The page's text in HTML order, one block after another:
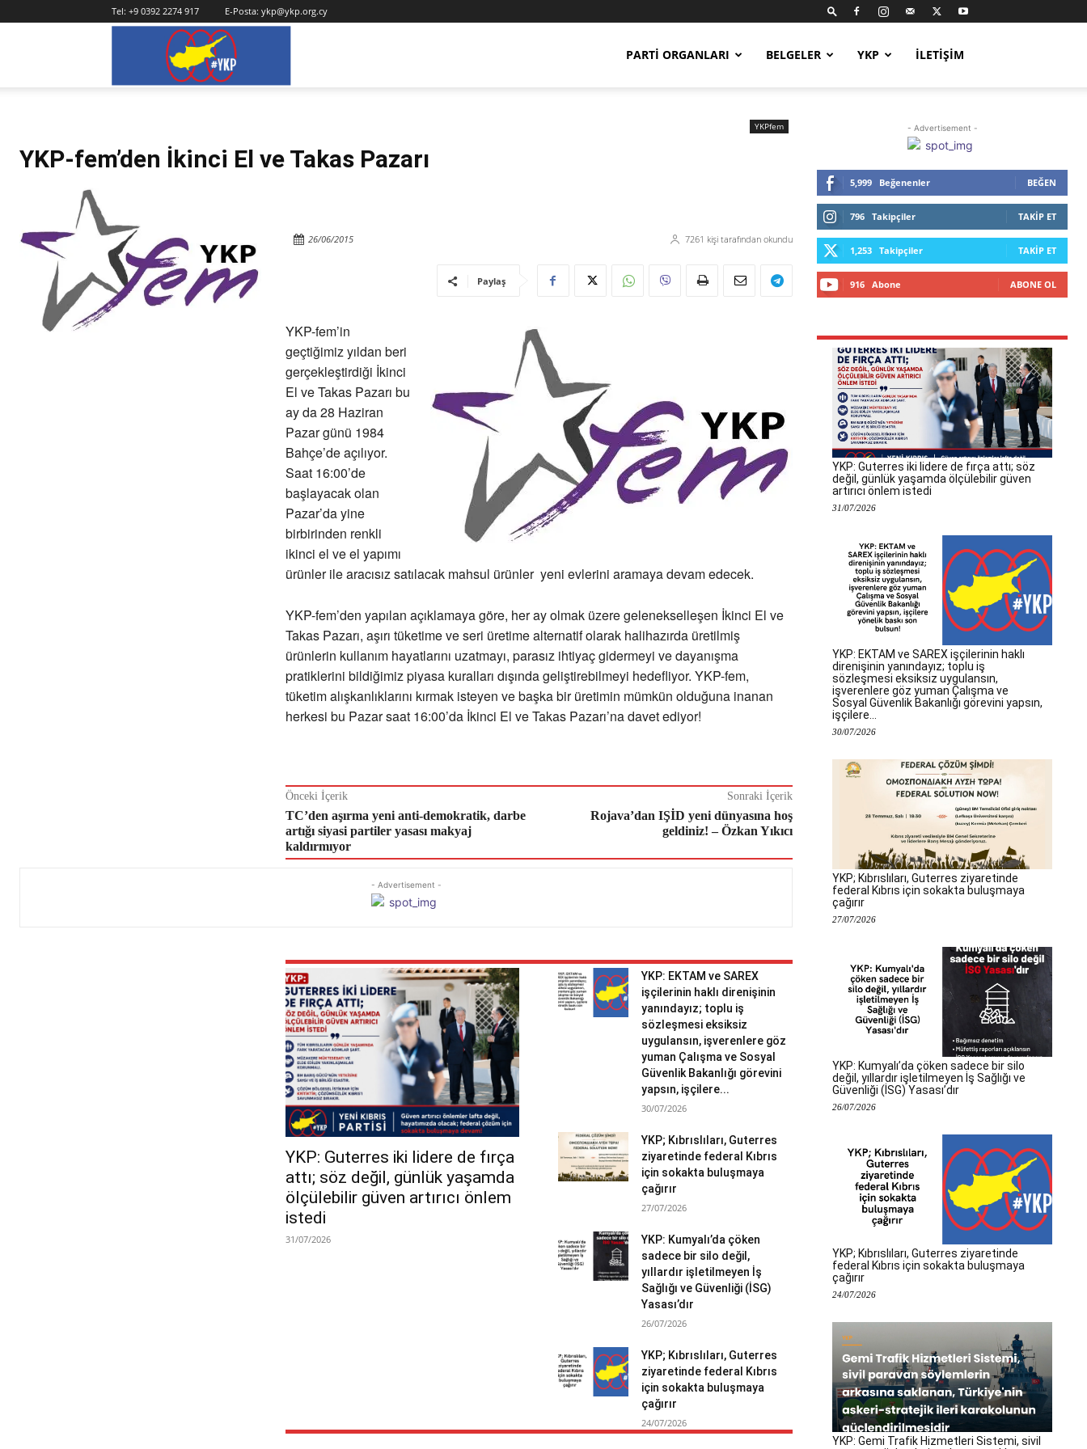
Tel: +9 0392 2274 917 E-Posta: ykp@ykp.org.cy
PARTI ORGANLARI BELGELER YKP İLETIŞIM
YKPfem
YKP-fem’den İkinci El ve Takas Pazarı
7261 kişi tarafından okundu
26/06/2015
Paylaş
YKP-fem’in
geçtiğimiz yıldan beri
gerçekleştirdiği İkinci
El ve Takas Pazarı bu
ay da 28 Haziran
Pazar günü 1984
Bahçe’de açılıyor.
Saat 16:00’de
başlayacak olan
Pazar’da yine
birbirinden renkli
ikinci el ve el yapımı
ürünler ile aracısız satılacak mahsul ürünler yeni evlerini aramaya devam edecek.
YKP-fem’den yapılan açıklamaya göre, her ay olmak üzere gelenekselleşen İkinci El ve
Takas Pazarı, aşırı tüketime ve seri üretime alternatif olarak halihazırda üretilmiş
ürünlerin kullanım hayatlarını uzatmayı, parasız ihtiyaç gidermeyi ve dayanışma
pratiklerini bildiğimiz piyasa kuralları dışında geliştirebilmeyi hedefliyor. YKP-fem,
tüketim alışkanlıklarını kırmak isteyen ve başka bir üretimin mümkün olduğuna inanan
herkesi bu Pazar saat 16:00’da İkinci El ve Takas Pazarı’na davet ediyor!
Önceki İçerik
TC’den aşırma yeni anti-demokratik, darbe
artığı siyasi partiler yasası makyaj
kaldırmıyor
Sonraki İçerik
Rojava’dan IŞİD yeni dünyasına hoş
geldiniz! – Özkan Yıkıcı
- Advertisement -
YKP: Guterres iki lidere de fırça
attı; söz değil, günlük yaşamda
ölçülebilir güven artırıcı önlem
istedi
31/07/2026
YKP: EKTAM ve SAREX
işçilerinin haklı direnişinin
yanındayız; toplu iş
sözleşmesi eksiksiz
uygulansın, işverenlere göz
yuman Çalışma ve Sosyal
Güvenlik Bakanlığı görevini
yapsın, işçilere...
30/07/2026
YKP; Kıbrıslıları, Guterres
ziyaretinde federal Kıbrıs
için sokakta buluşmaya
çağırır
27/07/2026
YKP: Kumyalı’da çöken
sadece bir silo değil,
yıllardır işletilmeyen İş
Sağlığı ve Güvenliği (İSG)
Yasası’dır
26/07/2026
YKP; Kıbrıslıları, Guterres
ziyaretinde federal Kıbrıs
için sokakta buluşmaya
çağırır
24/07/2026
- Advertisement -
5,999 Beğenenler BEĞEN
796 Takipçiler TAKIP ET
1,253 Takipçiler TAKIP ET
916 Abone ABONE OL
YKP: Guterres iki lidere de fırça attı; söz
değil, günlük yaşamda ölçülebilir güven
artırıcı önlem istedi
31/07/2026
YKP: EKTAM ve SAREX işçilerinin haklı
direnişinin yanındayız; toplu iş
sözleşmesi eksiksiz uygulansın,
işverenlere göz yuman Çalışma ve
Sosyal Güvenlik Bakanlığı görevini yapsın,
işçilere...
30/07/2026
YKP; Kıbrıslıları, Guterres ziyaretinde
federal Kıbrıs için sokakta buluşmaya
çağırır
27/07/2026
YKP: Kumyalı’da çöken sadece bir silo
değil, yıllardır işletilmeyen İş Sağlığı ve
Güvenliği (İSG) Yasası’dır
26/07/2026
YKP; Kıbrıslıları, Guterres ziyaretinde
federal Kıbrıs için sokakta buluşmaya
çağırır
24/07/2026
YKP: Gemi Trafik Hizmetleri Sistemi, sivil